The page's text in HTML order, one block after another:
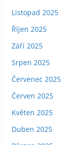
Listopad 2025
Říjen 2025
Září 2025
Srpen 2025
Červenec 2025
Červen 2025
Květen 2025
Duben 2025